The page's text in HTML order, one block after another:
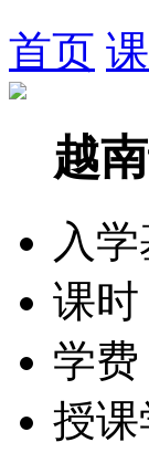
首页
越
入学
课时
学费
授课